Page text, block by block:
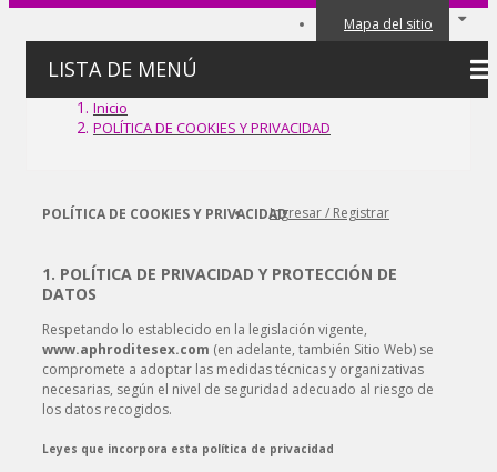
Mapa del sitio
Iniciar sesión
Ingresar / Registrar
LISTA DE MENÚ
Inicio
POLÍTICA DE COOKIES Y PRIVACIDAD
POLÍTICA DE COOKIES Y PRIVACIDAD
1. POLÍTICA DE PRIVACIDAD Y PROTECCIÓN DE
DATOS
Respetando lo establecido en la legislación vigente,
www.aphroditesex.com (en adelante, también Sitio Web) se
compromete a adoptar las medidas técnicas y organizativas
necesarias, según el nivel de seguridad adecuado al riesgo de
los datos recogidos.
Leyes que incorpora esta política de privacidad